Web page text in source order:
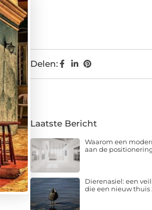
Delen:
Laatste Bericht
Waarom een
aan de
Dierenasiel: een
die een nieuw thuis